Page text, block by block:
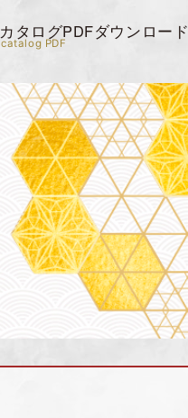
カタログPDFダウンロード
catalog PDF